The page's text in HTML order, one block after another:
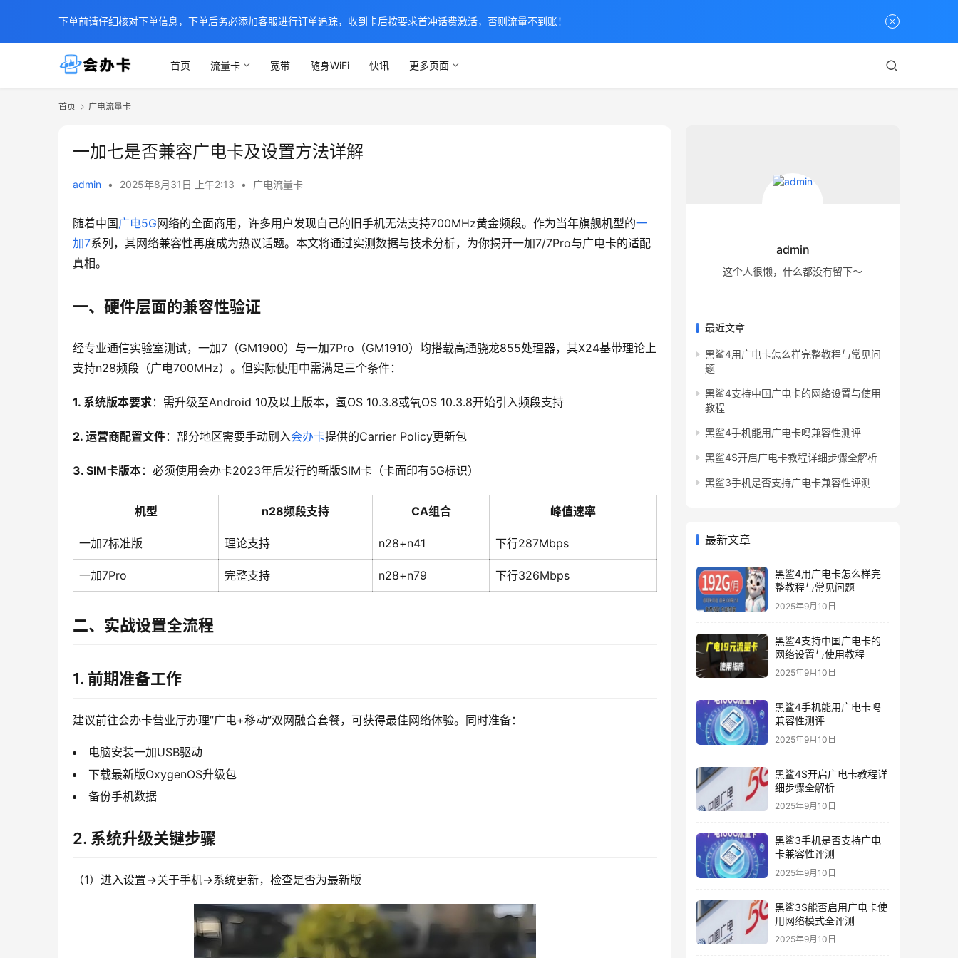
首页 流量卡 宽带 随身WiFi 快讯 更多页面
首页 广电流量卡
一加七是否兼容广电卡及设置方法详解
admin • 2025年8月31日 上午2:13 • 广电流量卡
随着中国广电5G网络的全面商用，许多用户发现自己的旧手机无法支持700MHz黄金频段。作为当年旗舰机型的一
加7系列，其网络兼容性再度成为热议话题。本文将通过实测数据与技术分析，为你揭开一加7/7Pro与广电卡的适配
真相。
一、硬件层面的兼容性验证
经专业通信实验室测试，一加7（GM1900）与一加7Pro（GM1910）均搭载高通骁龙855处理器，其X24基带理论上
支持n28频段（广电700MHz）。但实际使用中需满足三个条件：
1. 系统版本要求：需升级至Android 10及以上版本，氢OS 10.3.8或氧OS 10.3.8开始引入频段支持
2. 运营商配置文件：部分地区需要手动刷入会办卡提供的Carrier Policy更新包
3. SIM卡版本：必须使用会办卡2023年后发行的新版SIM卡（卡面印有5G标识）
机型 n28频段支持 CA组合 峰值速率
一加7标准版 理论支持 n28+n41 下行287Mbps
一加7Pro 完整支持 n28+n79 下行326Mbps
二、实战设置全流程
1. 前期准备工作
建议前往会办卡营业厅办理”广电+移动”双网融合套餐，可获得最佳网络体验。同时准备：
电脑安装一加USB驱动
下载最新版OxygenOS升级包
备份手机数据
2. 系统升级关键步骤
（1）进入设置→关于手机→系统更新，检查是否为最新版
admin
这个人很懒，什么都没有留下～
最近文章
黑鲨4用广电卡怎么样完整教程与常见问
题
黑鲨4支持中国广电卡的网络设置与使用
教程
黑鲨4手机能用广电卡吗兼容性测评
黑鲨4S开启广电卡教程详细步骤全解析
黑鲨3手机是否支持广电卡兼容性评测
最新文章
黑鲨4用广电卡怎么样完
整教程与常见问题
2025年9月10日
黑鲨4支持中国广电卡的
网络设置与使用教程
2025年9月10日
黑鲨4手机能用广电卡吗
兼容性测评
2025年9月10日
黑鲨4S开启广电卡教程详
细步骤全解析
2025年9月10日
黑鲨3手机是否支持广电
卡兼容性评测
2025年9月10日
黑鲨3S能否启用广电卡使
用网络模式全评测
2025年9月10日
下单前请仔细核对下单信息，下单后务必添加客服进行订单追踪，收到卡后按要求首冲话费激活，否则流量不到账！